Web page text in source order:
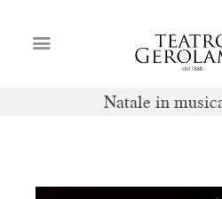
Natale in
Il Gerolamo